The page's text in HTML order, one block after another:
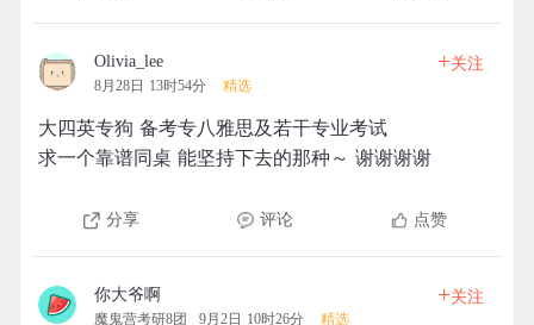
Olivia_lee
8月28日 13时54分 精选
+关注
大四英专狗 备考专八雅思及若干专业考试
求一个靠谱同桌 能坚持下去的那种～ 谢谢谢谢
分享 评论 点赞
你大爷啊
魔鬼营考研8团 9月2日 10时26分 精选
+关注